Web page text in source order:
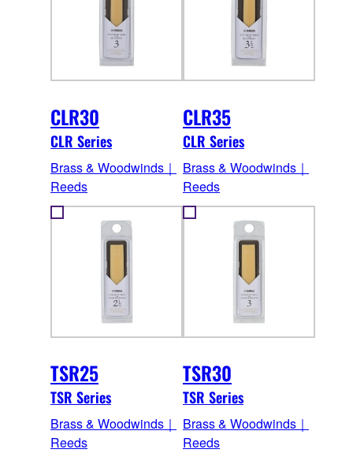
CLR30
CLR Series
Brass & Woodwinds｜
Reeds
CLR35
CLR Series
Brass & Woodwinds｜
Reeds
TSR25
TSR Series
Brass & Woodwinds｜
Reeds
TSR30
TSR Series
Brass & Woodwinds｜
Reeds